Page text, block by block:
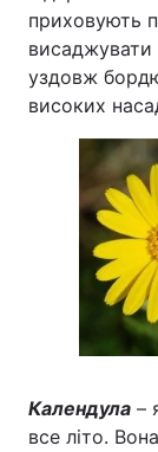
приховують
висаджувати
уздовж
високих
Календула –
все літо.